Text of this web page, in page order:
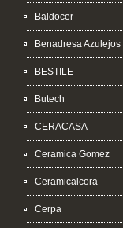
Baldocer
Benadresa Azulejos
BESTILE
Butech
CERACASA
Ceramica Gomez
Ceramicalcora
Cerpa